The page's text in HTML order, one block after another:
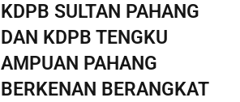
KDPB SULTAN PAHANG
DAN KDPB TENGKU
AMPUAN PAHANG
BERKENAN BERANGKAT